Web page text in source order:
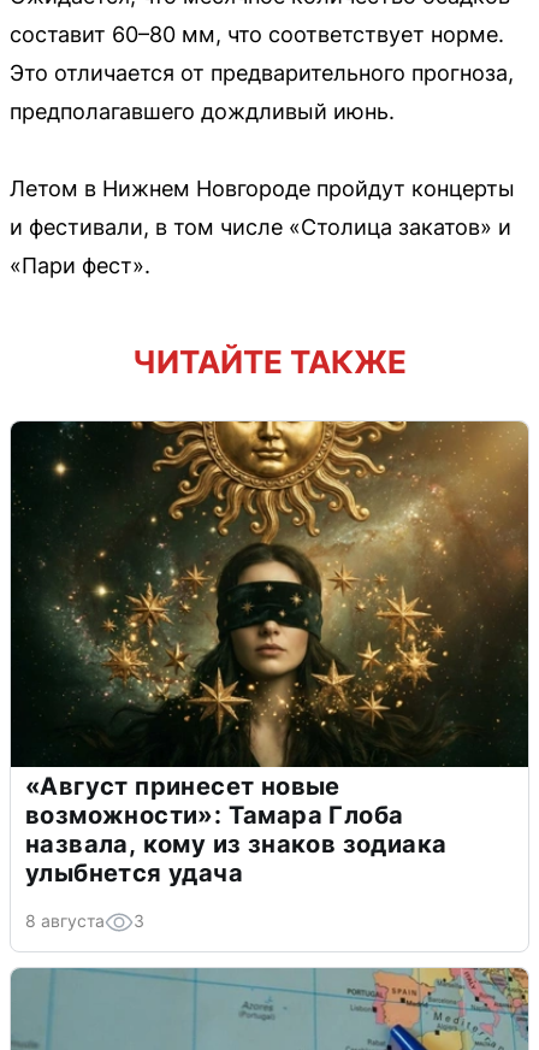
составит 60–80 мм, что соответствует норме.
Это отличается от предварительного прогноза,
предполагавшего дождливый июнь.
Летом в Нижнем Новгороде пройдут концерты
и фестивали, в том числе «Столица закатов» и
«Пари фест».
ЧИТАЙТЕ ТАКЖЕ
«Август принесет новые
возможности»: Тамара Глоба
назвала, кому из знаков зодиака
улыбнется удача
8 августа 3